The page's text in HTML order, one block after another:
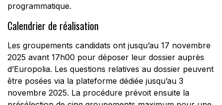
programmatique.
Calendrier de réalisation
Les groupements candidats ont jusqu’au 17 novembre
2025 avant 17h00 pour déposer leur dossier auprès
d’Europolia. Les questions relatives au dossier peuvent
être posées via la plateforme dédiée jusqu’au 3
novembre 2025. La procédure prévoit ensuite la